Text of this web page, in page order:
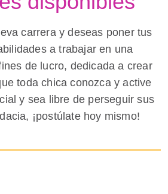
carrera y deseas poner tus
a trabajar en una
de lucro, dedicada a crear
toda chica conozca y active
y sea libre de perseguir sus
¡postúlate hoy mismo!